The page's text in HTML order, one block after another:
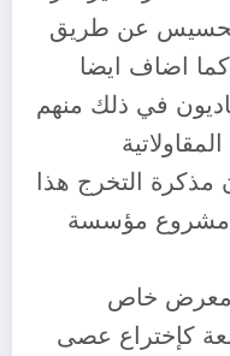
تحسيس عن طريق
وكلية كما اضاف ايضا
في ذلك منهم
مذكرة التخرج هذا
مشروع مؤسسة
معرض خاص
كإختراع عصى